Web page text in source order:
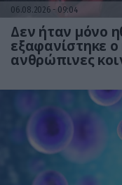
06.08.2026 09:04
Δεν ήταν μόνο
εξαφανίστηκε
ανθρώπινες